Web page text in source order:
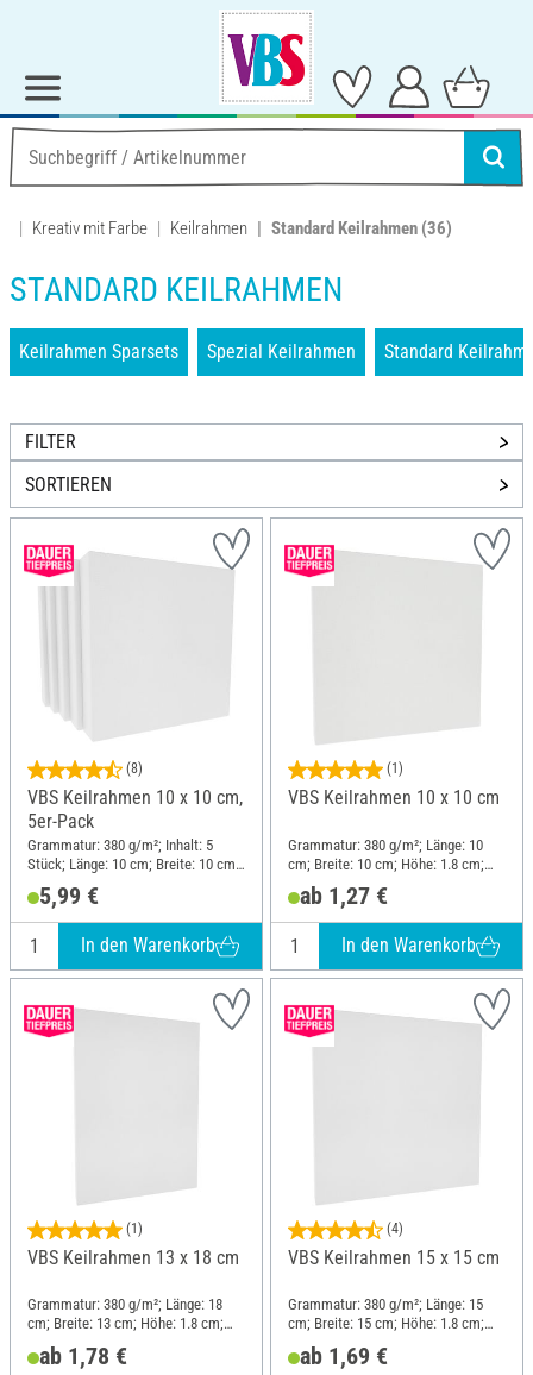
Kreativ mit Farbe Keilrahmen Standard Keilrahmen (36)
STANDARD KEILRAHMEN
Keilrahmen Sparsets Spezial Keilrahmen Standard
FILTER
SORTIEREN
(8)
VBS Keilrahmen 10 x 10 cm,
5er-Pack
Grammatur: 380 g/m²; Inhalt: 5
Stück; Länge: 10 cm; Breite: 10 cm;
Rohholz
5,99 €
In den Warenkorb
(1)
VBS Keilrahmen 10 x 10 cm
Grammatur: 380 g/m²; Länge: 10
cm; Breite: 10 cm; Höhe: 1.8 cm;
Material: Baumwolle
ab 1,27 €
In den Warenkorb
(1)
VBS Keilrahmen 13 x 18 cm
Grammatur: 380 g/m²; Länge: 18
cm; Breite: 13 cm; Höhe: 1.8 cm;
Material: Baumwolle
ab 1,78 €
(4)
VBS Keilrahmen 15 x 15 cm
Grammatur: 380 g/m²; Länge: 15
cm; Breite: 15 cm; Höhe: 1.8 cm;
Material: Baumwolle
ab 1,69 €